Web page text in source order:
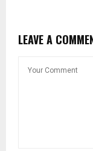
LEAVE A